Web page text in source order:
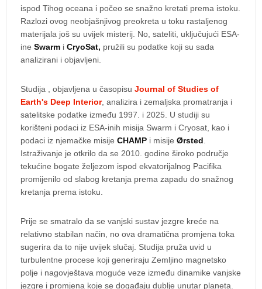
ispod Tihog oceana i počeo se snažno kretati prema istoku.
Razlozi ovog neobjašnjivog preokreta u toku rastaljenog
materijala još su uvijek misterij. No, sateliti, uključujući ESA-
ine Swarm i CryoSat, pružili su podatke koji su sada
analizirani i objavljeni.
Studija , objavljena u časopisu Journal of Studies of
Earth's Deep Interior, analizira i zemaljska promatranja i
satelitske podatke između 1997. i 2025. U studiji su
korišteni podaci iz ESA-inih misija Swarm i Cryosat, kao i
podaci iz njemačke misije CHAMP i misije Ørsted
Istraživanje je otkrilo da se 2010. godine široko područje
tekućine bogate željezom ispod ekvatorijalnog Pacifika
promijenilo od slabog kretanja prema zapadu do snažnog
kretanja prema istoku.
Prije se smatralo da se vanjski sustav jezgre kreće na
relativno stabilan način, no ova dramatična promjena toka
sugerira da to nije uvijek slučaj. Studija pruža uvid u
turbulentne procese koji generiraju Zemljino magnetsko
polje i nagovještava moguće veze između dinamike vanjske
jezgre i promjena koje se događaju dublje unutar planeta.